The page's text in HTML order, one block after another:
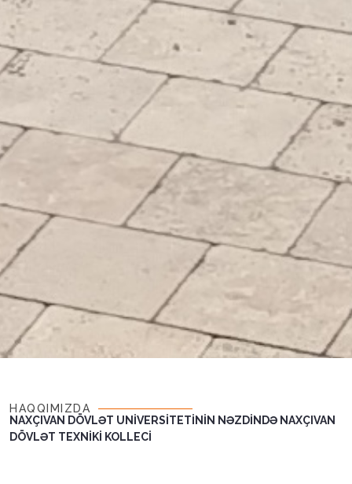
HAQQIMIZDA
NAXÇIVAN DÖVLƏT UNİVERSİTETİNİN NƏZDİNDƏ NAXÇIVAN
DÖVLƏT TEXNİKİ KOLLECİ